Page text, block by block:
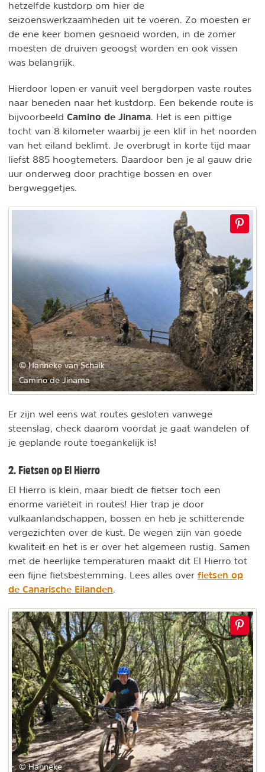
hetzelfde kustdorp om hier de
seizoenswerkzaamheden uit te voeren. Zo moesten er
de ene keer bomen gesnoeid worden, in de zomer
moesten de druiven geoogst worden en ook vissen
was belangrijk.
Hierdoor lopen er vanuit veel bergdorpen vaste routes
naar beneden naar het kustdorp. Een bekende route is
bijvoorbeeld Camino de Jinama. Het is een pittige
tocht van 8 kilometer waarbij je een klif in het noorden
van het eiland beklimt. Je overbrugt in korte tijd maar
liefst 885 hoogtemeters. Daardoor ben je al gauw drie
uur onderweg door prachtige bossen en over
bergweggetjes.
© Hanneke van Schaik
Camino de Jinama
Er zijn wel eens wat routes gesloten vanwege
steenslag, check daarom voordat je gaat wandelen of
je geplande route toegankelijk is!
2. Fietsen op El Hierro
El Hierro is klein, maar biedt de fietser toch een
enorme variëteit in routes! Hier trap je door
vulkaanlandschappen, bossen en heb je schitterende
vergezichten over de kust. De wegen zijn van goede
kwaliteit en het is er over het algemeen rustig. Samen
met de heerlijke temperaturen maakt dit El Hierro tot
een fijne fietsbestemming. Lees alles over fietsen op
de Canarische Eilanden.
© Hanneke